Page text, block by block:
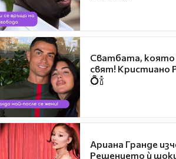
Сватбата, която
свят! Кристиано
💍🍾
Ариана Гранде
Решението ѝ